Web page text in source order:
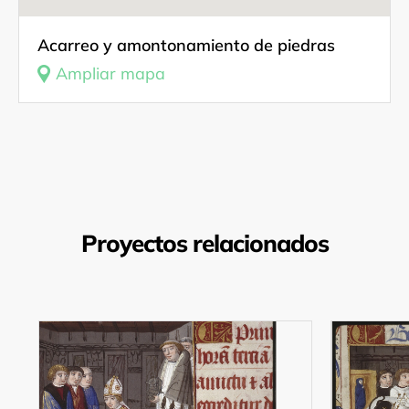
Acarreo y amontonamiento de piedras
Ampliar mapa
Proyectos relacionados